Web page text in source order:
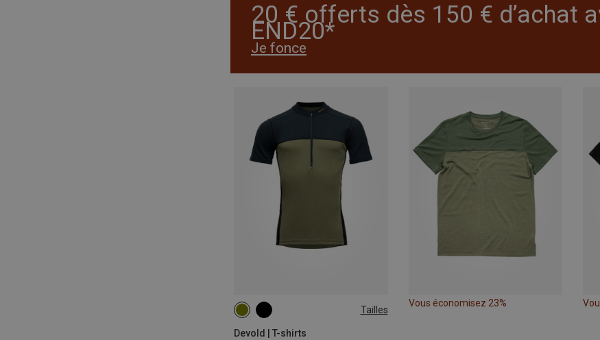
20 € offerts dès 150 € d’achat
END20*
Je fonce
Tailles
Devold | T-shirts
S M
Vous économisez 23%